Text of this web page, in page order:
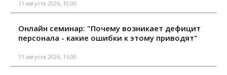
11 августа 2026, 10:00
Онлайн семинар: "Почему возникает дефицит
персонала - какие ошибки к этому приводят"
11 августа 2026, 15:00